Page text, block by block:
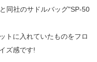
同社のサドルバッグ"SP-50
トに入れていたものをフロ
ズ感です!